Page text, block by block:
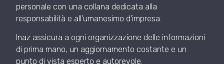
personale con una collana dedicata alla
responsabilità e all’umanesimo d’impresa.
Inaz assicura a ogni organizzazione delle informazioni
di prima mano, un aggiornamento costante e un
punto di vista esperto e autorevole.